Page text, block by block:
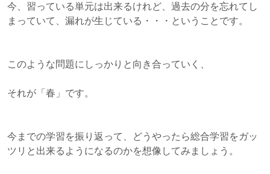
今、習っている単元は出来るけれど、過去の分を忘れてし
まっていて、漏れが生じている・・・ということです。
このような問題にしっかりと向き合っていく、
それが「春」です。
今までの学習を振り返って、どうやったら総合学習をガッ
ツリと出来るようになるのかを想像してみましょう。